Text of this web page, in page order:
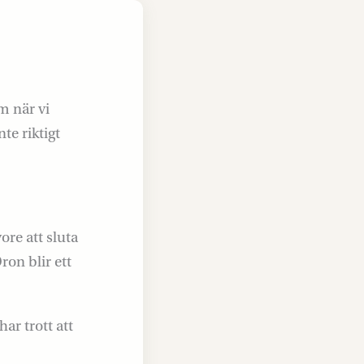
när vi
riktigt
att sluta
blir ett
trott att